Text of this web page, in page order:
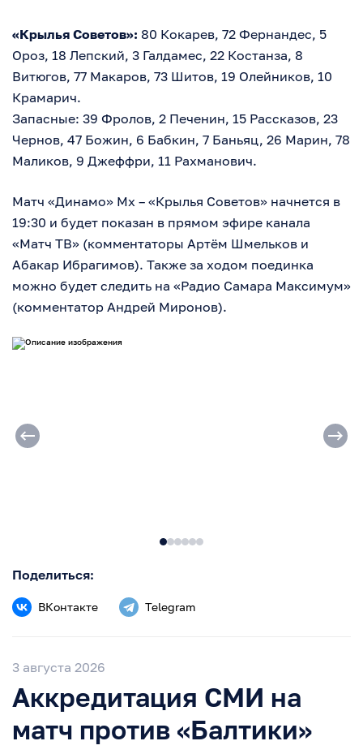
«Крылья Советов»: 80 Кокарев, 72 Фернандес, 5
Ороз, 18 Лепский, 3 Галдамес, 22 Костанза, 8
Витюгов, 77 Макаров, 73 Шитов, 19 Олейников, 10
Крамарич.
Запасные: 39 Фролов, 2 Печенин, 15 Рассказов, 23
Чернов, 47 Божин, 6 Бабкин, 7 Баньяц, 26 Марин, 78
Маликов, 9 Джеффри, 11 Рахманович.
Матч «Динамо» Мх – «Крылья Советов» начнется в
19:30 и будет показан в прямом эфире канала
«Матч ТВ» (комментаторы Артём Шмельков и
Абакар Ибрагимов). Также за ходом поединка
можно будет следить на «Радио Самара Максимум»
(комментатор Андрей Миронов).
Поделиться:
ВКонтакте Telegram
3 августа 2026
Аккредитация СМИ на
матч против «Балтики»